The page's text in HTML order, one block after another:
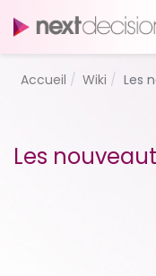
Accueil Wiki Les
Les